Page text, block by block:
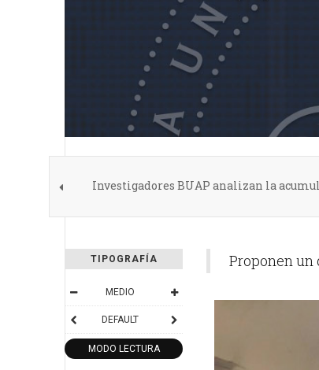
Investigadores BUAP analizan la
TIPOGRAFÍA
MEDIO
DEFAULT
MODO LECTURA
Proponen un